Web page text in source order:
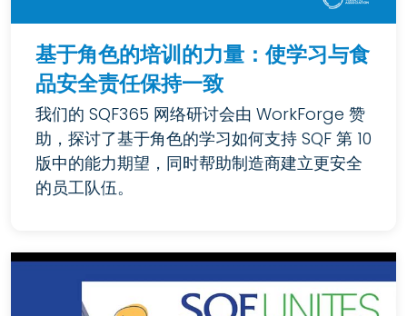
基于角色的培训的力量：使学习与食
品安全责任保持一致
我们的 SQF365 网络研讨会由 WorkForge 赞
助，探讨了基于角色的学习如何支持 SQF 第 10
版中的能力期望，同时帮助制造商建立更安全
的员工队伍。